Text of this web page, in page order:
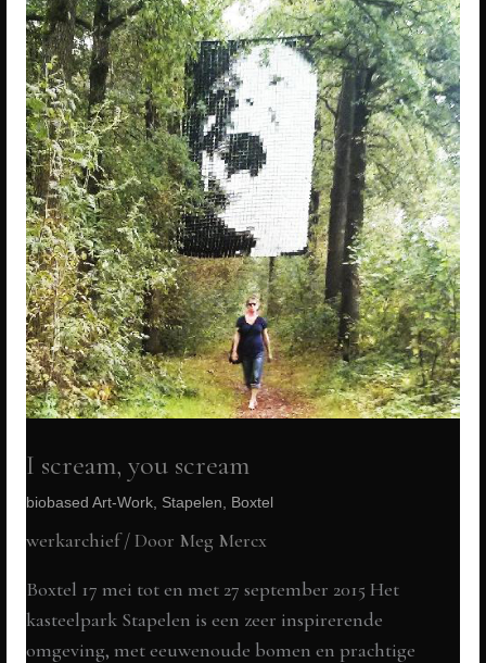
I scream, you scream
biobased Art-Work, Stapelen, Boxtel
werkarchief/ Door Meg Mercx
Boxtel 17 mei tot en met 27 september 2015 Het
kasteelpark Stapelen is een zeer inspirerende
omgeving, met eeuwenoude bomen en prachtige